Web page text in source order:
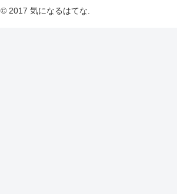
© 2017 気になるはてな.